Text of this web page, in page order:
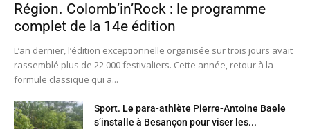
Région. Colomb’in’Rock : le programme
complet de la 14e édition
L’an dernier, l’édition exceptionnelle organisée sur trois jours avait
rassemblé plus de 22 000 festivaliers. Cette année, retour à la
formule classique qui a...
Sport. Le para-athlète Pierre-Antoine Baele
s’installe à Besançon pour viser les...